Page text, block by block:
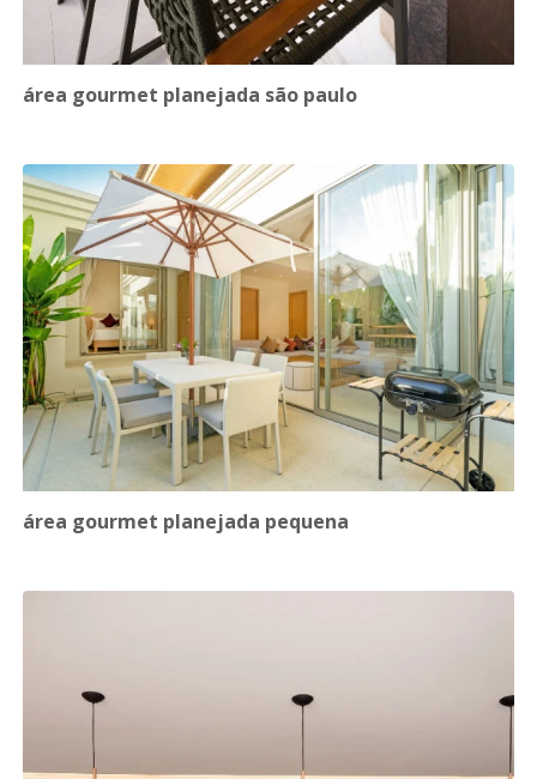
área gourmet planejada são paulo
área gourmet planejada pequena